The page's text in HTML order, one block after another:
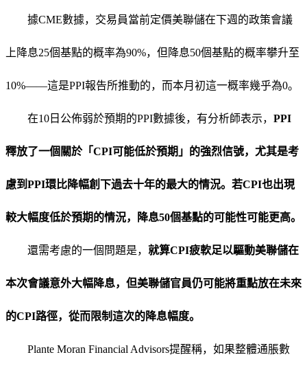
據CME數據，交易員當前定價美聯儲在下週的政策會議
上降息25個基點的概率為90%，但降息50個基點的概率攀升至
10%——這是PPI報告所推動的，而本月初這一概率幾乎為0。
在10日公佈弱於預期的PPI數據後，有分析師表示， PPI
釋放了一個關於「CPI可能低於預期」的強烈信號，尤其是考
慮到PPI環比降幅創下過去十年的最大的情況。若CPI也出現
較大幅度低於預期的情況，降息50個基點的可能性可能更高。
還需考慮的一個問題是， 就算CPI疲軟足以驅動美聯儲在
本次會議意外大幅降息，但美聯儲官員仍可能將重點放在未來
的CPI路徑，從而限制這次的降息幅度。
Plante Moran Financial Advisors提醒稱，如果整體通脹數